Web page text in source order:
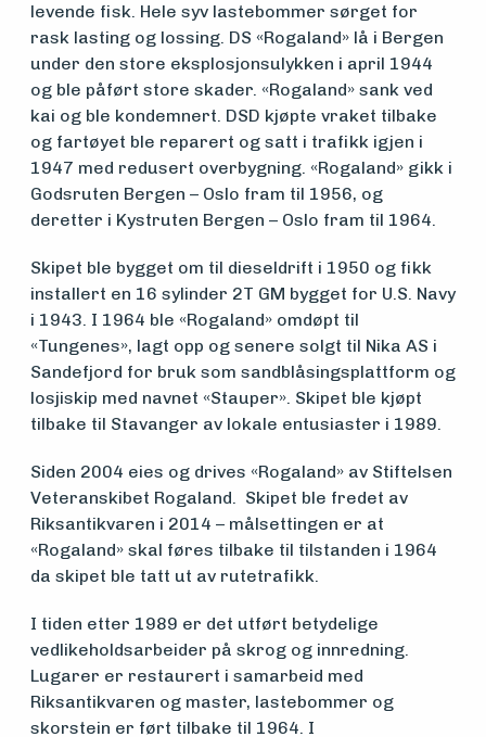
Vern,
vedlikehold
og drift
Om
foreningen
Aktuelt
Arrangementer
levende fisk. Hele syv lastebommer sørget for
rask lasting og lossing. DS «Rogaland» lå i Bergen
under den store eksplosjonsulykken i april 1944
og ble påført store skader. «Rogaland» sank ved
kai og ble kondemnert. DSD kjøpte vraket tilbake
og fartøyet ble reparert og satt i trafikk igjen i
1947 med redusert overbygning. «Rogaland» gikk i
Godsruten Bergen – Oslo fram til 1956, og
deretter i Kystruten Bergen – Oslo fram til 1964.
Skipet ble bygget om til dieseldrift i 1950 og fikk
installert en 16 sylinder 2T GM bygget for U.S. Navy
i 1943. I 1964 ble «Rogaland» omdøpt til
«Tungenes», lagt opp og senere solgt til Nika AS i
Sandefjord for bruk som sandblåsingsplattform og
losjiskip med navnet «Stauper». Skipet ble kjøpt
tilbake til Stavanger av lokale entusiaster i 1989.
Siden 2004 eies og drives «Rogaland» av Stiftelsen
Veteranskibet Rogaland. Skipet ble fredet av
Riksantikvaren i 2014 – målsettingen er at
«Rogaland» skal føres tilbake til tilstanden i 1964
da skipet ble tatt ut av rutetrafikk.
I tiden etter 1989 er det utført betydelige
vedlikeholdsarbeider på skrog og innredning.
Lugarer er restaurert i samarbeid med
Riksantikvaren og master, lastebommer og
skorstein er ført tilbake til 1964. I